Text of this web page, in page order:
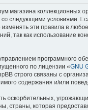
магазина коллекционных
со следующими условиями.
эти правила в
так как использование
программного
по лицензии «GNU
строго связаны с
содержания и/или
оскорбительных,
страны, которая